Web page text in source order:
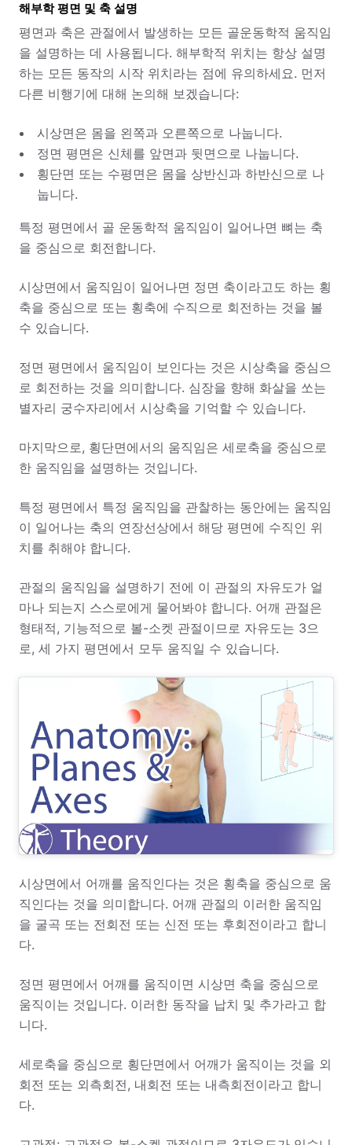
해부학 평면 및 축 설명
평면과 축은 관절에서 발생하는 모든 골운동학적 움직임
을 설명하는 데 사용됩니다. 해부학적 위치는 항상 설명
하는 모든 동작의 시작 위치라는 점에 유의하세요. 먼저
다른 비행기에 대해 논의해 보겠습니다:
시상면은 몸을 왼쪽과 오른쪽으로 나눕니다.
정면 평면은 신체를 앞면과 뒷면으로 나눕니다.
횡단면 또는 수평면은 몸을 상반신과 하반신으로 나
눕니다.
특정 평면에서 골 운동학적 움직임이 일어나면 뼈는 축
을 중심으로 회전합니다.
시상면에서 움직임이 일어나면 정면 축이라고도 하는 횡
축을 중심으로 또는 횡축에 수직으로 회전하는 것을 볼
수 있습니다.
정면 평면에서 움직임이 보인다는 것은 시상축을 중심으
로 회전하는 것을 의미합니다. 심장을 향해 화살을 쏘는
별자리 궁수자리에서 시상축을 기억할 수 있습니다.
마지막으로, 횡단면에서의 움직임은 세로축을 중심으로
한 움직임을 설명하는 것입니다.
특정 평면에서 특정 움직임을 관찰하는 동안에는 움직임
이 일어나는 축의 연장선상에서 해당 평면에 수직인 위
치를 취해야 합니다.
관절의 움직임을 설명하기 전에 이 관절의 자유도가 얼
마나 되는지 스스로에게 물어봐야 합니다. 어깨 관절은
형태적, 기능적으로 볼-소켓 관절이므로 자유도는 3으
로, 세 가지 평면에서 모두 움직일 수 있습니다.
시상면에서 어깨를 움직인다는 것은 횡축을 중심으로 움
직인다는 것을 의미합니다. 어깨 관절의 이러한 움직임
을 굴곡 또는 전회전 또는 신전 또는 후회전이라고 합니
다.
정면 평면에서 어깨를 움직이면 시상면 축을 중심으로
움직이는 것입니다. 이러한 동작을 납치 및 추가라고 합
니다.
세로축을 중심으로 횡단면에서 어깨가 움직이는 것을 외
회전 또는 외측회전, 내회전 또는 내측회전이라고 합니
다.